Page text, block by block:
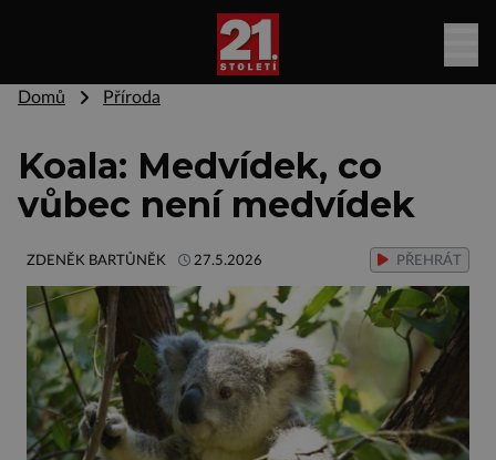
Domů Příroda
Koala: Medvídek, co
vůbec není medvídek
ZDENĚK BARTŮNĚK 27.5.2026 PŘEHRÁT